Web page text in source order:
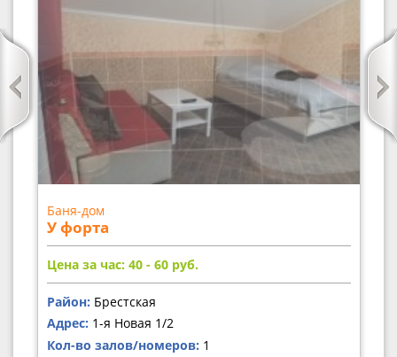
Баня-дом
У форта
Цена за час: 40 - 60 руб.
Район: Брестская
Адрес: 1-я Новая 1/2
Кол-во залов/номеров: 1